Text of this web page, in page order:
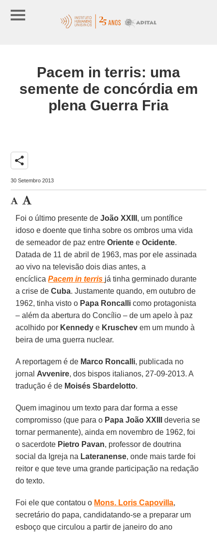
Pacem in terris: uma
semente de concórdia em
plena Guerra Fria
share
30 Setembro 2013
Foi o último presente deJoão XXIII , um pontífice
idoso e doente que tinha sobre os ombros uma vida
de semeador de paz entreOriente eOcidente.
Datada de 11 de abril de 1963, mas por ele assinada
ao vivo na televisão dois dias antes, a
encíclicaPacem in terris já tinha germinado durante
a crise deCuba. Justamente quando, em outubro de
1962, tinha visto o Papa Roncallicomo protagonista
– além da abertura do Concílio – de um apelo à paz
acolhido por Kennedy e Kruschev em um mundo à
beira de uma guerra nuclear.
A reportagem é de Marco Roncalli, publicada no
jornal Avvenire, dos bispos italianos, 27-09-2013. A
tradução é de Moisés Sbardelotto.
Quem imaginou um texto para dar forma a esse
compromisso (que para o Papa João XXIII
deveria se
tornar permanente), ainda em novembro de 1962, foi
o sacerdote Pietro Pavan, professor de doutrina
social da Igreja na Lateranense, onde mais tarde foi
reitor e que teve uma grande participação na redação
do texto.
Foi ele que contatou o Mons. Loris Capovilla,
secretário do papa, candidatando-se a preparar um
esboço que circulou a partir de janeiro do ano